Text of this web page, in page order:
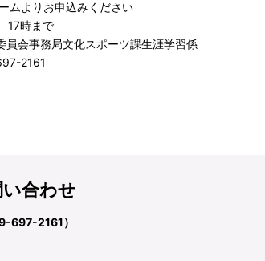
ムよりお申込みください
17時まで
員会事務局文化スポーツ課生涯学習係
2161
合わせ
697-2161）